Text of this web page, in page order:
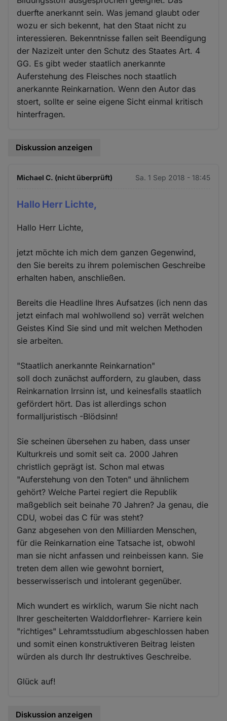
duerfte anerkannt sein. Was jemand glaubt oder
wozu er sich bekennt, hat den Staat nicht zu
interessieren. Bekenntnisse fallen seit Beendigung
der Nazizeit unter den Schutz des Staates Art. 4
GG. Es gibt weder staatlich anerkannte
Auferstehung des Fleisches noch staatlich
anerkannte Reinkarnation. Wenn den Autor das
stoert, sollte er seine eigene Sicht einmal kritisch
hinterfragen.
Diskussion anzeigen
Michael C. (nicht überprüft) Sa. 1 Sep 2018 - 18:45
Hallo Herr Lichte,
Hallo Herr Lichte,
jetzt möchte ich mich dem ganzen Gegenwind,
den Sie bereits zu ihrem polemischen Geschreibe
erhalten haben, anschließen.
Bereits die Headline Ihres Aufsatzes (ich nenn das
jetzt einfach mal wohlwollend so) verrät welchen
Geistes Kind Sie sind und mit welchen Methoden
sie arbeiten.
"Staatlich anerkannte Reinkarnation"
soll doch zunächst auffordern, zu glauben, dass
Reinkarnation Irrsinn ist, und keinesfalls staatlich
gefördert hört. Das ist allerdings schon
formalljuristisch -Blödsinn!
Sie scheinen übersehen zu haben, dass unser
Kulturkreis und somit seit ca. 2000 Jahren
christlich geprägt ist. Schon mal etwas
"Auferstehung von den Toten" und ähnlichem
gehört? Welche Partei regiert die Republik
maßgeblich seit beinahe 70 Jahren? Ja genau, die
CDU, wobei das C für was steht?
Ganz abgesehen von den Milliarden Menschen,
für die Reinkarnation eine Tatsache ist, obwohl
man sie nicht anfassen und reinbeissen kann. Sie
treten dem allen wie gewohnt borniert,
besserwisserisch und intolerant gegenüber.
Mich wundert es wirklich, warum Sie nicht nach
Ihrer gescheiterten Walddorflehrer- Karriere kein
"richtiges" Lehramtsstudium abgeschlossen haben
und somit einen konstruktiveren Beitrag leisten
würden als durch Ihr destruktives Geschreibe.
Glück auf!
Diskussion anzeigen